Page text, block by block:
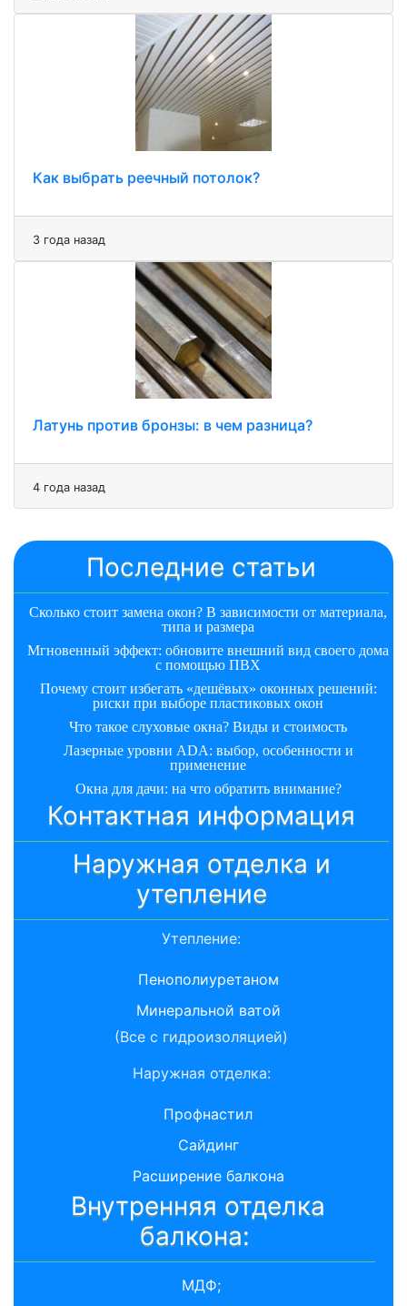
Как выбрать реечный потолок?
3 года назад
Латунь против бронзы: в чем разница?
4 года назад
Последние статьи
Сколько стоит замена окон? В зависимости от материала,
типа и размера
Мгновенный эффект: обновите внешний вид своего дома
с помощью ПВХ
Почему стоит избегать «дешёвых» оконных решений:
риски при выборе пластиковых окон
Что такое слуховые окна? Виды и стоимость
Лазерные уровни ADA: выбор, особенности и
применение
Окна для дачи: на что обратить внимание?
Контактная информация
Наружная отделка и
утепление
Утепление:
Пенополиуретаном
Минеральной ватой
(Все с гидроизоляцией)
Наружная отделка:
Профнастил
Сайдинг
Расширение балкона
Внутренняя отделка
балкона:
МДФ;